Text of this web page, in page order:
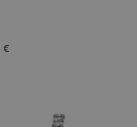
€